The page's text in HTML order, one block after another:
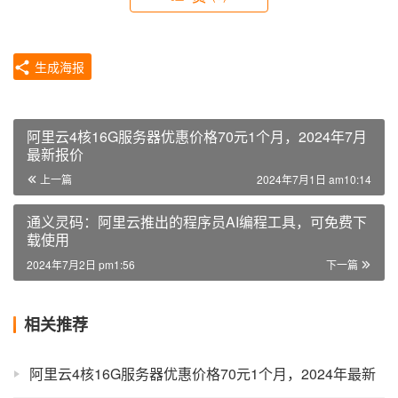
生成海报
阿里云4核16G服务器优惠价格70元1个月，2024年7月
最新报价
上一篇 2024年7月1日 am10:14
通义灵码：阿里云推出的程序员AI编程工具，可免费下
载使用
下一篇
2024年7月2日 pm1:56
相关推荐
阿里云4核16G服务器优惠价格70元1个月，2024年最新